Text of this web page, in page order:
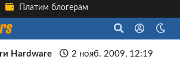
Платим блогерам
Hardware
2 нояб. 2009, 12:19